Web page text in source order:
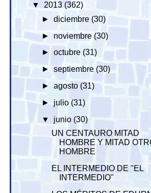
▼ 2013 (362)
► diciembre (30)
► noviembre (30)
► octubre (31)
► septiembre (30)
► agosto (31)
► julio (31)
▼ junio (30)
UN CENTAURO MITAD
HOMBRE Y MITAD
HOMBRE
EL INTERMEDIO DE "EL
INTERMEDIO"